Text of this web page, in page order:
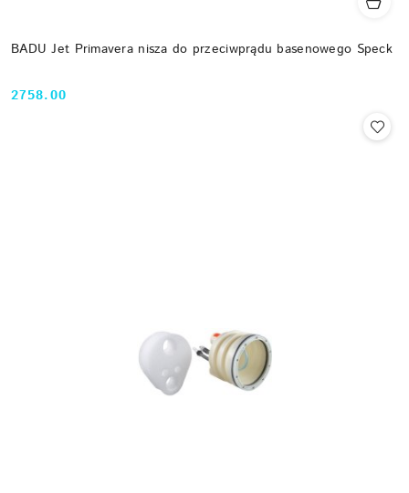
BADU Jet Primavera nisza do przeciwprądu basenowego Speck
Cena:
2758.00